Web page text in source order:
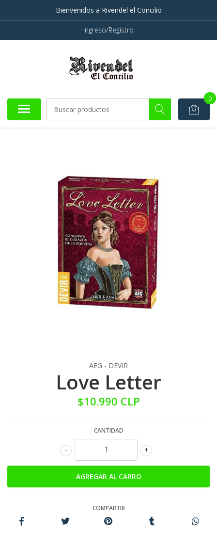
Bienvenidos a Rivendel el Concilio
Ingreso/Registro
0
AEG - DEVIR
Love Letter
$10.990 CLP
CANTIDAD
+
-
COMPARTIR